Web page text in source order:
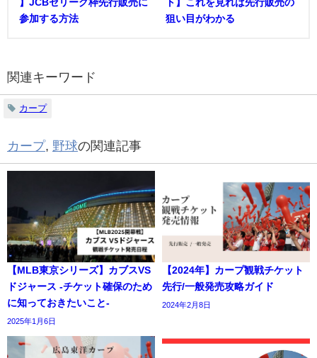
】JCBセリーグ枠先行販売に
参加する方法
ト】これを見れば先行販売の
狙い目がわかる
関連キーワード
カープ
カープ, 野球の関連記事
【MLB東京シリーズ】カブスVS
ドジャース -チケット確保のため
に知っておきたいこと-
2025年1月6日
【2024年】カープ観戦チケット
先行/一般発売攻略ガイド
2024年2月8日